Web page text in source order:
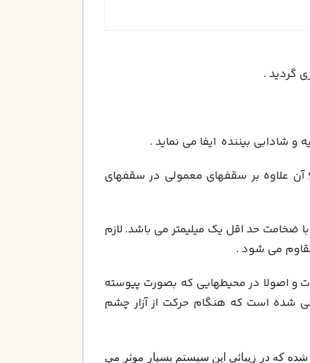
4- اين سيستم روشنائي قابل استفاده در مراكز اداري ، فروشگاهي ، نمايشگاهي و........ مي باشد سايز 60 *60 آن علاوه بر سقفهاي معمولي در سقفهاي
60% ميليمتر مي باشد، از آلومنيوم با ضخامت حد اقل يك ميليمتر می باشد. لازم
می شود .
و اصولا در محيطهايي كه بصورت پيوسته
شده است كه هنگام حركت از آزار چشم
شده كه در زيبائي اين سيستم بسيار موثر مي